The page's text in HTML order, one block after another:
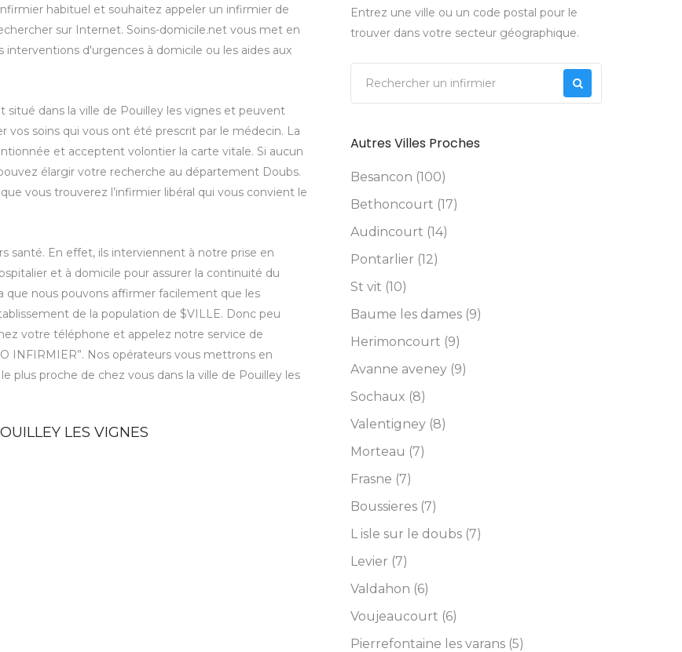
habituel et souhaitez appeler un infirmier de
sur Internet. Soins-domicile.net vous met en
d'urgences à domicile ou les aides aux
situé dans la ville de Pouilley les vignes et peuvent
soins qui vous ont été prescrit par le médecin. La
et acceptent volontier la carte vitale. Si aucun
élargir votre recherche au département Doubs.
vous trouverez l’infirmier libéral qui vous convient le
santé. En effet, ils interviennent à notre prise en
et à domicile pour assurer la continuité du
que nous pouvons affirmer facilement que les
de la population de $VILLE. Donc peu
votre téléphone et appelez notre service de
INFIRMIER”. Nos opérateurs vous mettrons en
plus proche de chez vous dans la ville de Pouilley les
LES VIGNES
Entrez une ville ou un code postal pour le
trouver dans votre secteur géographique.
Autres Villes Proches
Besancon (100)
Bethoncourt (17)
Audincourt (14)
Pontarlier (12)
St vit (10)
Baume les dames (9)
Herimoncourt (9)
Avanne aveney (9)
Sochaux (8)
Valentigney (8)
Morteau (7)
Frasne (7)
Boussieres (7)
L isle sur le doubs (7)
Levier (7)
Valdahon (6)
Voujeaucourt (6)
Pierrefontaine les varans (5)